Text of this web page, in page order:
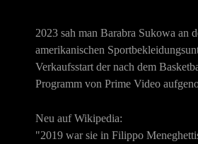
2023 sah man Barabra Sukowa
amerikanischen
Verkaufsstart der nach dem
Programm von Prime Video
Neu auf Wikipedia:
"2019 war sie in Filippo